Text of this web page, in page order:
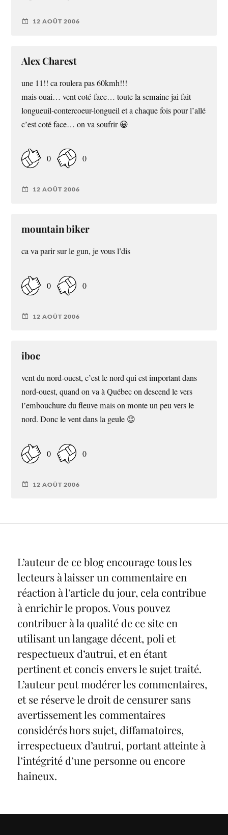
12 AOÛT 2006
Alex Charest
une 11!! ca roulera pas 60kmh!!!
mais ouai… vent coté-face… toute la semaine jai fait
longueuil-contercoeur-longueil et a chaque fois pour l’allé
c’est coté face… on va soufrir 😀
0 0
12 AOÛT 2006
mountain biker
ca va parir sur le gun, je vous l’dis
0 0
12 AOÛT 2006
iboc
vent du nord-ouest, c’est le nord qui est important dans
nord-ouest, quand on va à Québec on descend le vers
l’embouchure du fleuve mais on monte un peu vers le
nord. Donc le vent dans la geule 😉
0 0
12 AOÛT 2006
L’auteur de ce blog encourage tous les
lecteurs à laisser un commentaire en
réaction à l’article du jour, cela contribue
à enrichir le propos. Vous pouvez
contribuer à la qualité de ce site en
utilisant un langage décent, poli et
respectueux d’autrui, et en étant
pertinent et concis envers le sujet traité.
L’auteur peut modérer les commentaires,
et se réserve le droit de censurer sans
avertissement les commentaires
considérés hors sujet, diffamatoires,
irrespectueux d’autrui, portant atteinte à
l’intégrité d’une personne ou encore
haineux.